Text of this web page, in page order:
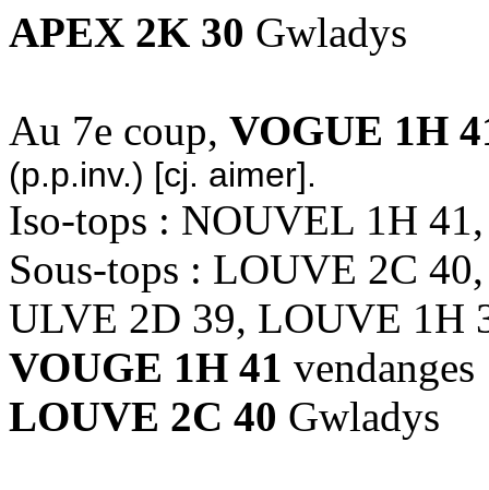
APEX 2K 30 Gwladys
Au 7e coup, VOGUE 1H
(p.p.inv.) [cj. aimer].
Iso-tops : NOUVEL 1H
Sous-tops : LOUVE 2C
ULVE 2D 39, LOUVE 1H
VOUGE 1H 41 vendanges
LOUVE 2C 40 Gwladys